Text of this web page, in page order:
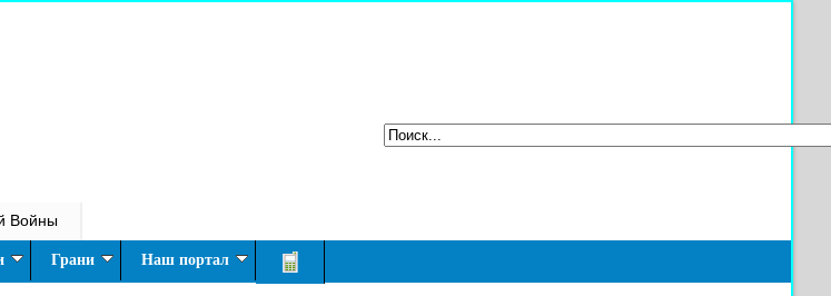
Войны
Грани Наш портал